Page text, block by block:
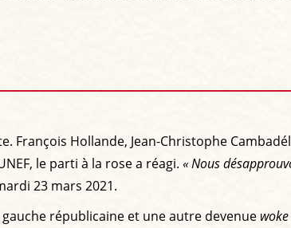
François Hollande, Jean-Christophe
le parti à la rose a réagi. « Nous
23 mars 2021.
républicaine et une autre devenue woke